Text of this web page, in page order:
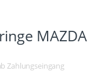
MAZDA
Zahlungseingang